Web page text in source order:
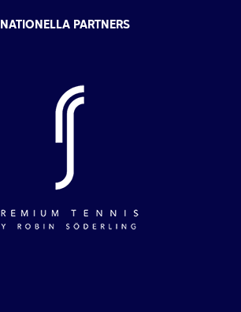
NATIONELLA PARTNERS